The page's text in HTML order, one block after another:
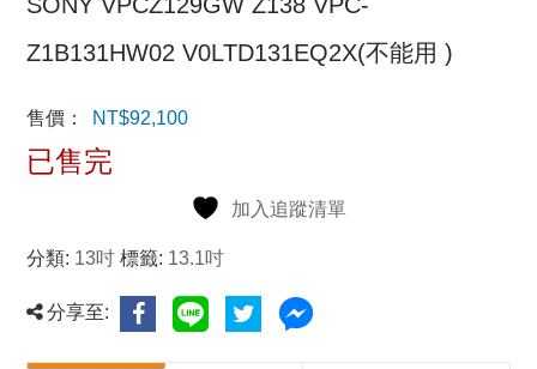
Z1B131HW02 V0LTD131EQ2X(不能用 )
售價： NT$92,100
已售完
加入追蹤清單
分類: 13吋 標籤: 13.1吋
分享至: